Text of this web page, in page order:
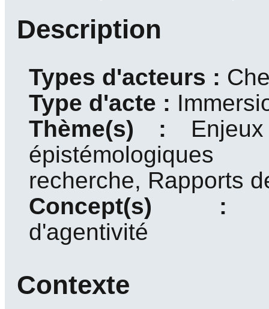
Description
Types d'acteurs :
Type d'acte :
Thème(s) :
recherche, Rapports
d'agentivité
Contexte